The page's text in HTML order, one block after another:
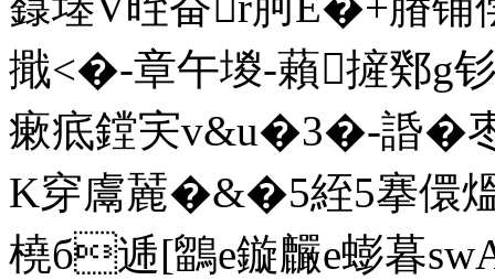
擑<�-章午堫-藾摌鄈g
瘶疷鏜宎v&u�3�-諙�
K穿鬳麉�&�5絰5搴儇
橈б逓[鶹e鏇麣e蟛暮